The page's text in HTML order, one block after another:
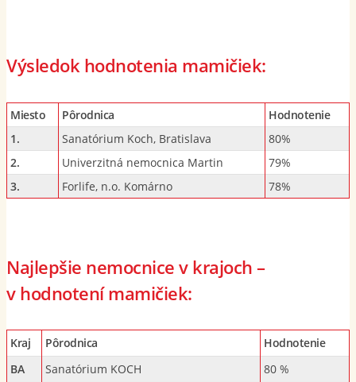
Výsledok hodnotenia mamičiek:
Miesto Pôrodnica
Hodnotenie
1.
Sanatórium Koch, Bratislava
80%
2.
Univerzitná nemocnica Martin
79%
3.
Forlife, n.o. Komárno 78%
Najlepšie nemocnice v krajoch –
v hodnotení mamičiek:
Kraj Pôrodnica
Hodnotenie
BA
Sanatórium KOCH
80 %